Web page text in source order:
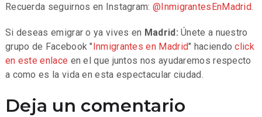
Recuerda seguirnos en Instagram: @InmigrantesEnMadrid.
Si deseas emigrar o ya vives en Madrid:Únete a nuestro
grupo de Facebook "Inmigrantes en Madrid" haciendoclick
en este enlace en el que juntos nos ayudaremos respecto
a como es la vida en esta espectacular ciudad.
Deja un comentario